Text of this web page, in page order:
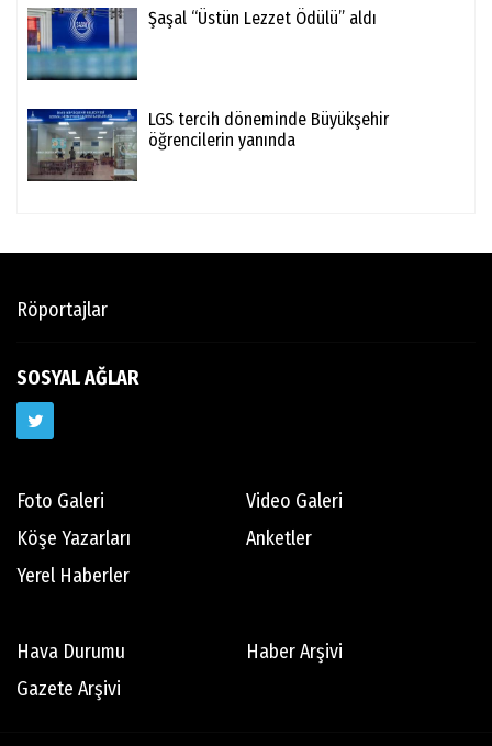
Şaşal “Üstün Lezzet Ödülü” aldı
LGS tercih döneminde Büyükşehir
öğrencilerin yanında
Röportajlar
SOSYAL AĞLAR
Foto Galeri
Video Galeri
Köşe Yazarları
Anketler
Yerel Haberler
Hava Durumu
Haber Arşivi
Gazete Arşivi